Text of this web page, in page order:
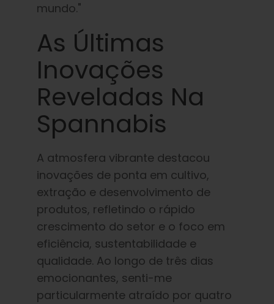
mundo."
As Últimas
Inovações
Reveladas Na
Spannabis
A atmosfera vibrante destacou
inovações de ponta em cultivo,
extração e desenvolvimento de
produtos, refletindo o rápido
crescimento do setor e o foco em
eficiência, sustentabilidade e
qualidade. Ao longo de três dias
emocionantes, senti-me
particularmente atraído por quatro